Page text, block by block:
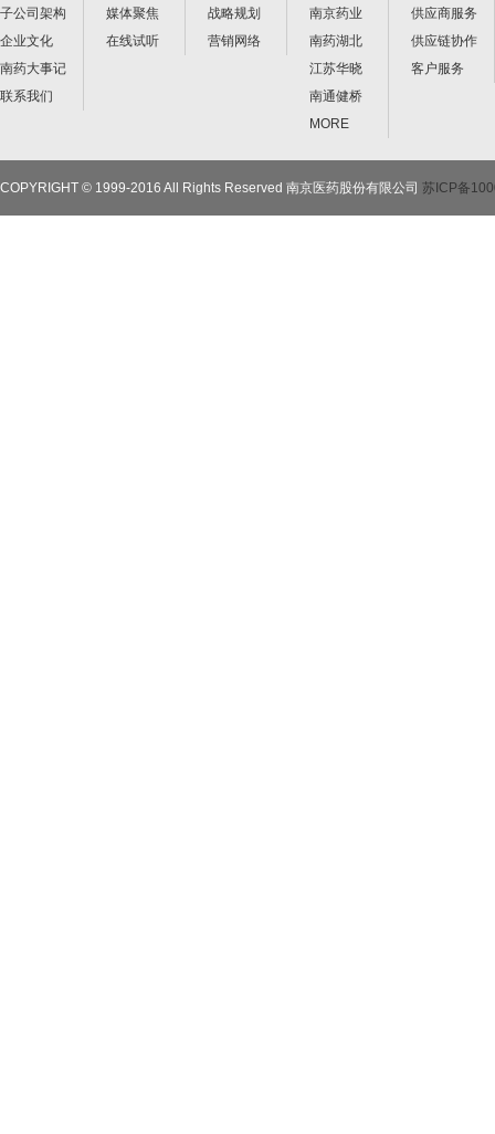
子公司架构
企业文化
南药大事记
联系我们
媒体聚焦
在线试听
战略规划
营销网络
南京药业
南药湖北
江苏华晓
南通健桥
MORE
供应商服务
供应链协作
客户服务
COPYRIGHT © 1999-2016 All Rights Reserved 南京医药股份有限公司 苏ICP备